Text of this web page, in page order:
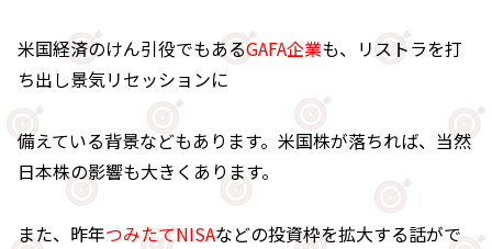
米国経済のけん引役でもあるGAFA企業も、リストラを打
ち出し景気リセッションに
備えている背景などもあります。米国株が落ちれば、当然
日本株の影響も大きくあります。
また、昨年つみたてNISAなどの投資枠を拡大する話がで